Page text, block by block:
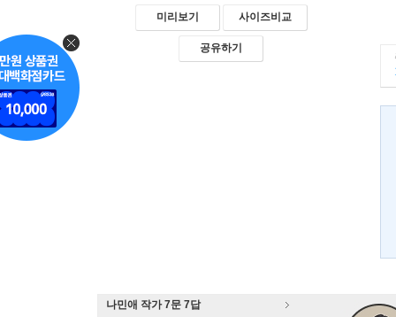
미리보기 사이즈비교
공유하기
나민애 작가 7문 7답